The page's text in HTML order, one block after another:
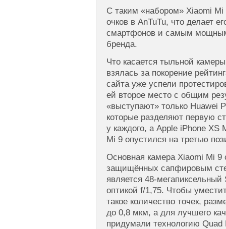
С таким «набором» Xiaomi
очков в AnTuTu, что делает
смартфонов и самым
бренда.
Что касается тыльной
взялась за покорение
сайта уже успели
ей второе место с общим
«выступают» только Huawei
которые разделяют первую
у каждого, а Apple iPhone XS
Mi 9 опустился на третью
Основная камера Xiaomi Mi 9
защищённых сапфировым
является 48-
оптикой f/1,75. Чтобы
такое количество точек,
до 0,8 мкм, а для лучшего
придумали технологию